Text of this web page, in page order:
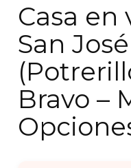
Casa en
San
Bravo –